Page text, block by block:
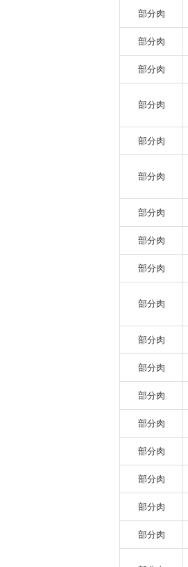
部分肉
部分肉
部分肉
部分肉
部分肉
部分肉
部分肉
部分肉
部分肉
部分肉
部分肉
部分肉
部分肉
部分肉
部分肉
部分肉
部分肉
部分肉